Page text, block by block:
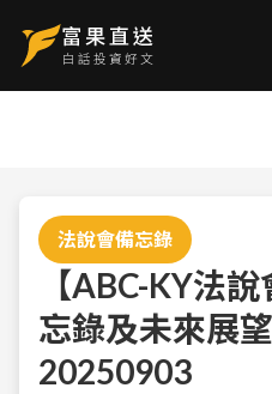
法說會備忘錄
【ABC-KY法
忘錄及未來展
20250903